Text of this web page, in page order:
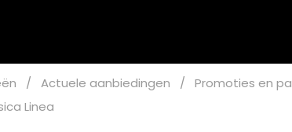
/ Actuele aanbiedingen / Promoties en
Linea